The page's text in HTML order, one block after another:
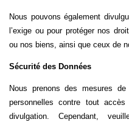
Nous pouvons également
l’exige ou pour protéger nos
ou nos biens, ainsi que ceux de
Sécurité des Données
Nous prenons des mesures
personnelles contre tout
divulgation. Cependant,